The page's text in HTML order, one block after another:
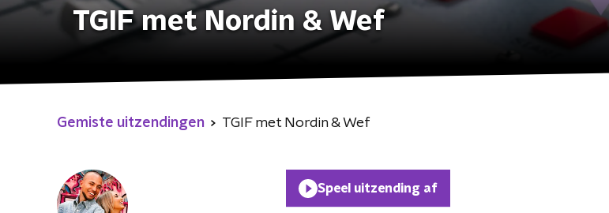
TGIF met Nordin & Wef
Gemiste uitzendingen TGIF met Nordin & Wef
Speel uitzending af